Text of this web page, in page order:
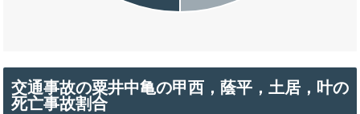
交通事故の粟井中亀の甲西，蔭平，土居，叶の
死亡事故割合